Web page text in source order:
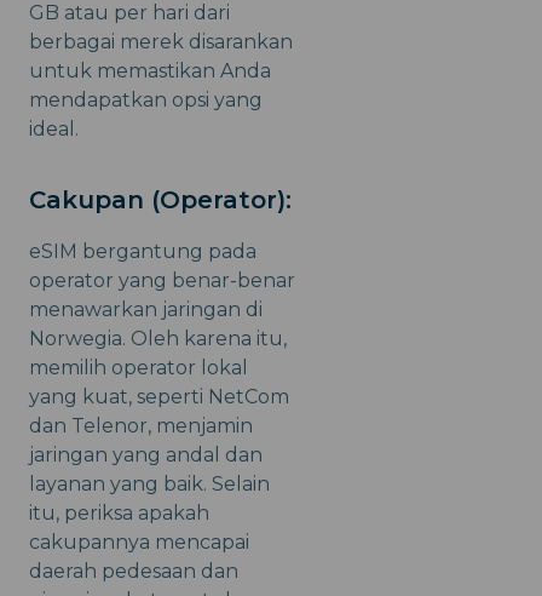
GB atau per hari dari
berbagai merek disarankan
untuk memastikan Anda
mendapatkan opsi yang
ideal.
Cakupan (Operator):
eSIM bergantung pada
operator yang benar-benar
menawarkan jaringan di
Norwegia. Oleh karena itu,
memilih operator lokal
yang kuat, seperti NetCom
dan Telenor, menjamin
jaringan yang andal dan
layanan yang baik. Selain
itu, periksa apakah
cakupannya mencapai
daerah pedesaan dan